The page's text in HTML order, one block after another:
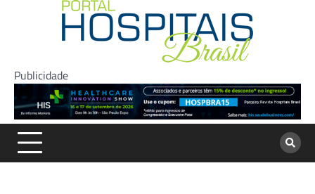
Publicidade